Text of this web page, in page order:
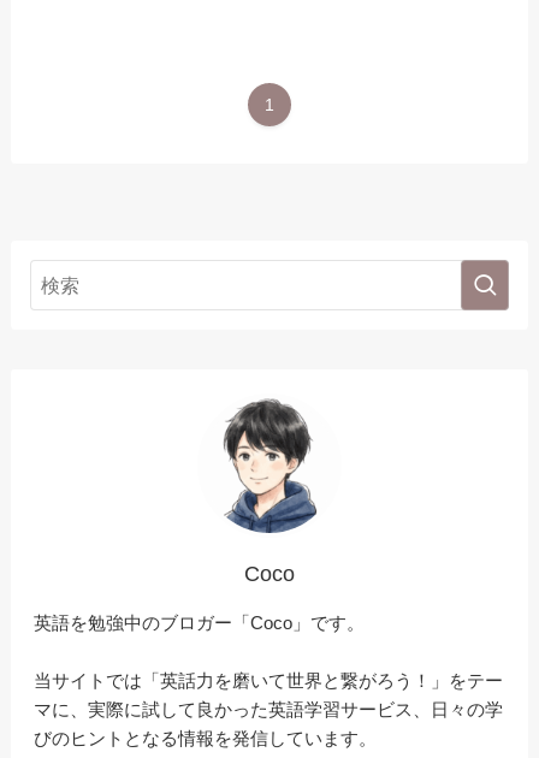
1
Coco
英語を勉強中のブロガー「Coco」です。
当サイトでは「英話力を磨いて世界と繋がろう！」をテー
マに、実際に試して良かった英語学習サービス、日々の学
びのヒントとなる情報を発信しています。